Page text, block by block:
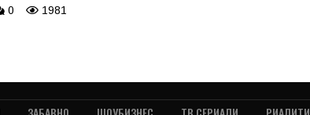
0 1981